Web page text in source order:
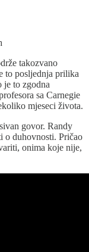
takozvano
to posljednja prilika
je to zgodna
sa Carnegie
mjeseci života.
govor. Randy
o duhovnosti. Pričao
onima koje nije,